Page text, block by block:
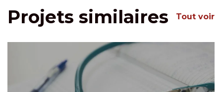
Projets similaires Tout voir